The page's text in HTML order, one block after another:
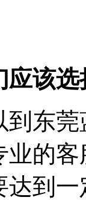
该选
东莞
业的
到